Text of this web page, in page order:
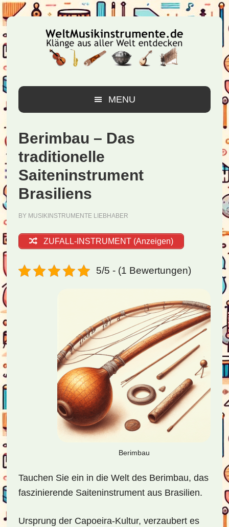
Zur
Hauptnavigation
springen
Zum
Inhalt
springen
Zur
Seitenspalte
springen
MENU
Berimbau – Das
traditionelle
Saiteninstrument
Brasiliens
BY MUSIKINSTRUMENTE LIEBHABER
ZUFALL-INSTRUMENT (Anzeigen)
5/5 - (1 Bewertungen)
Berimbau
Tauchen Sie ein in die Welt des Berimbau, das
faszinierende Saiteninstrument aus Brasilien.
Ursprung der Capoeira-Kultur, verzaubert es